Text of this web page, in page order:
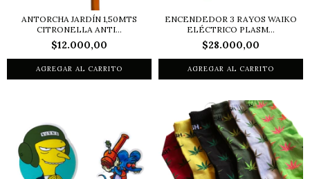
ANTORCHA JARDÍN 1,50MTS
CITRONELLA ANTI...
$12.000,00
ENCENDEDOR 3 RAYOS WAIKO
ELÉCTRICO PLASM...
$28.000,00